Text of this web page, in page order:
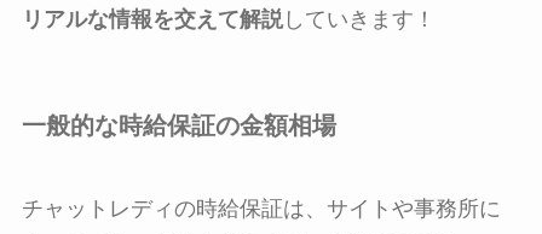
リアルな情報を交えて解説していきます！
一般的な時給保証の金額相場
チャットレディの時給保証は、サイトや事務所に